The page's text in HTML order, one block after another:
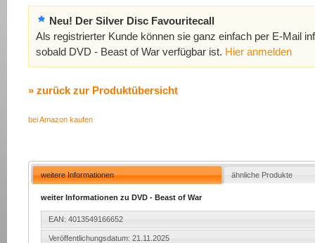
Neu! Der Silver Disc Favouritecall
Als registrierter Kunde können sie ganz einfach per E-Mail
sobald DVD - Beast of War verfügbar ist. Hier anmelden
» zurück zur Produktübersicht
bei Amazon kaufen
weitere Informationen ähnliche Produkte
weiter Informationen zu DVD - Beast of War
EAN: 4013549166652
Veröffentlichungsdatum: 21.11.2025